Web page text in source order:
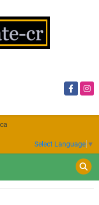
Facebook
Select Language ▼